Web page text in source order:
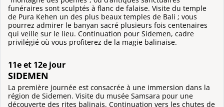
funéraires sont sculptés à flanc de falaise. Visite du temple
de Pura Kehen un des plus beaux temples de Bali ; vous
pourrez admirer le banyan sacré plusieurs fois centenaires
qui veille sur le lieu. Continuation pour Sidemen, cadre
privilégié où vous profiterez de la magie balinaise.
11e et 12e jour
SIDEMEN
La première journée est consacrée à une immersion dans la
région de Sidemen. Visite du musée Samsara pour une
découverte des rites balinais. Continuation vers les chutes de